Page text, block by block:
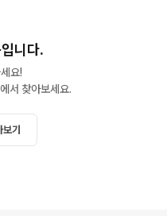
니다.
요!
서 찾아보세요.
기